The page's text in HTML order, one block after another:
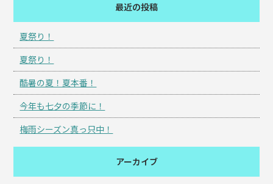
最近の投稿
夏祭り！
夏祭り！
酷暑の夏！夏本番！
今年も七夕の季節に！
梅雨シーズン真っ只中！
アーカイブ